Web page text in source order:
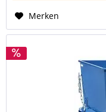
Merken